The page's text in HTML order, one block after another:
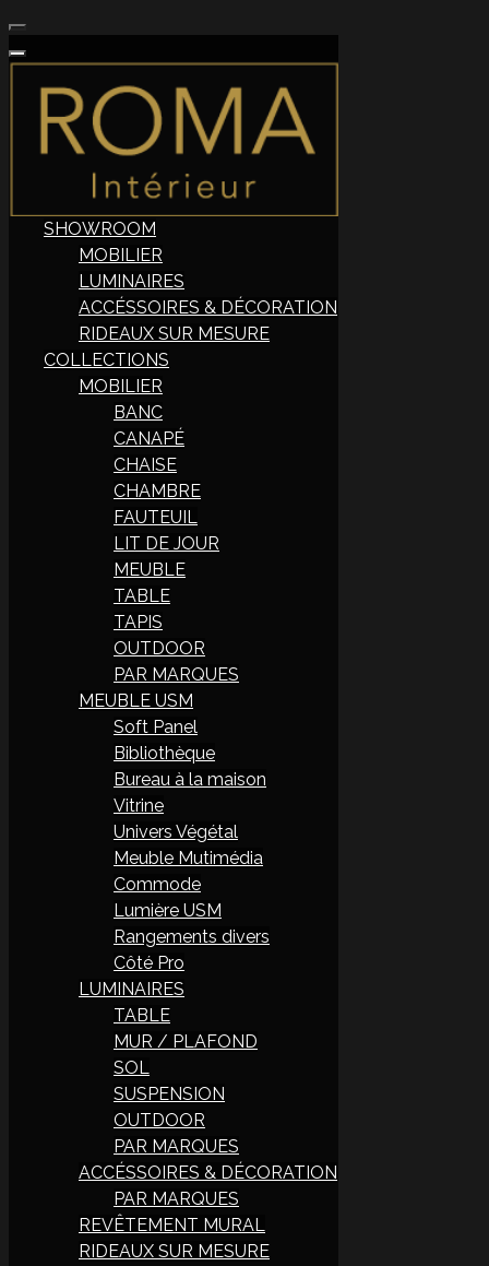
SHOWROOM
MOBILIER
LUMINAIRES
ACCÉSSOIRES & DÉCORATION
RIDEAUX SUR MESURE
COLLECTIONS
MOBILIER
BANC
CANAPÉ
CHAISE
CHAMBRE
FAUTEUIL
LIT DE JOUR
MEUBLE
TABLE
TAPIS
OUTDOOR
PAR MARQUES
MEUBLE USM
Soft Panel
Bibliothèque
Bureau à la maison
Vitrine
Univers Végétal
Meuble Mutimédia
Commode
Lumière USM
Rangements divers
Côté Pro
LUMINAIRES
TABLE
MUR / PLAFOND
SOL
SUSPENSION
OUTDOOR
PAR MARQUES
ACCÉSSOIRES & DÉCORATION
PAR MARQUES
REVÊTEMENT MURAL
RIDEAUX SUR MESURE